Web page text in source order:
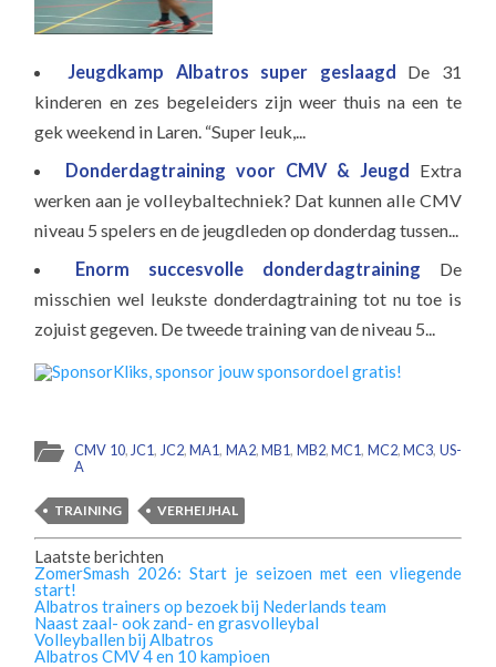
Jeugdkamp Albatros super geslaagd De 31
kinderen en zes begeleiders zijn weer thuis na een te
gek weekend in Laren. “Super leuk,...
Donderdagtraining voor CMV & Jeugd Extra
werken aan je volleybaltechniek? Dat kunnen alle CMV
niveau 5 spelers en de jeugdleden op donderdag tussen...
Enorm succesvolle donderdagtraining De
misschien wel leukste donderdagtraining tot nu toe is
zojuist gegeven. De tweede training van de niveau 5...
CMV 10, JC1, JC2,MA1, MA2,MB1, MB2,MC1, MC2,MC3, US-
A
TRAINING VERHEIJHAL
Laatste berichten
ZomerSmash 2026: Start je seizoen met een vliegende
start!
Albatros trainers op bezoek bij Nederlands team
Naast zaal- ook zand- en grasvolleybal
Volleyballen bij Albatros
Albatros CMV 4 en 10 kampioen